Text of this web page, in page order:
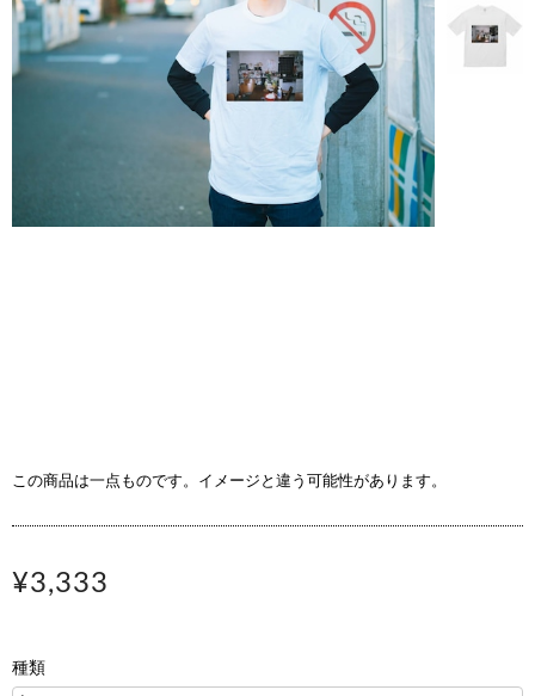
この商品は一点ものです。イメージと違う可能性があります。
¥3,333
種類